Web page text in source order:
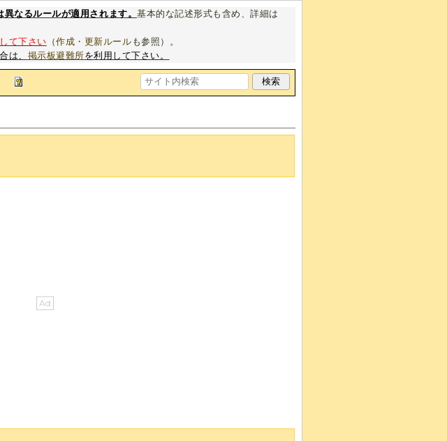
なるルールが適用されます。基本的な記述形式も含め、詳細は
して下さい （作成・更新ルール も参照）。
は、 掲示板避難所を利用して下さい。